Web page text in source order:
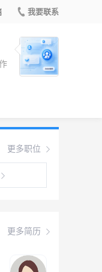
我要联系
更多职位
更多简历